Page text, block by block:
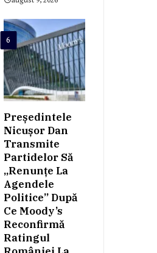
6
Președintele
Nicușor Dan
Transmite
Partidelor Să
„renunțe La
Agendele
Politice” După
Ce Moody’s
Reconfirmă
Ratingul